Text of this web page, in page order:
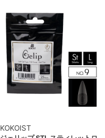
KOKOIST